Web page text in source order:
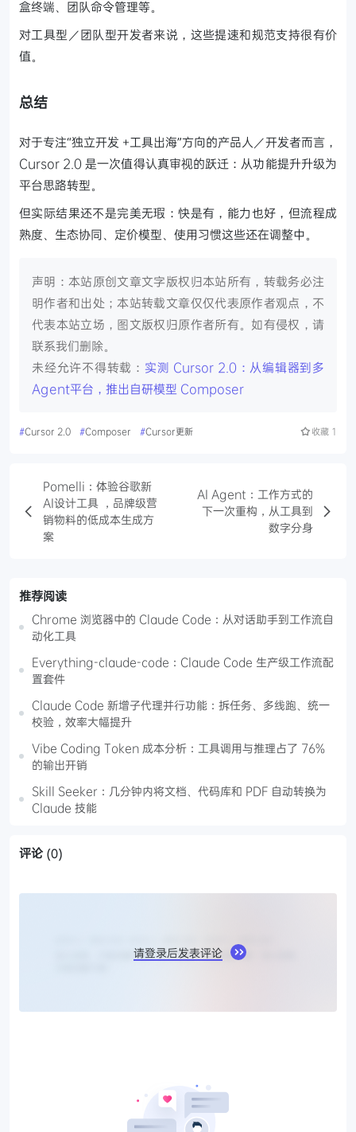
盒终端、团队命令管理等。
对工具型／团队型开发者来说，这些提速和规范支持很有价
值。
总结
对于专注“独立开发 +工具出海”方向的产品人／开发者而言，
Cursor 2.0 是一次值得认真审视的跃迁：从功能提升升级为
平台思路转型。
但实际结果还不是完美无瑕：快是有，能力也好，但流程成
熟度、生态协同、定价模型、使用习惯这些还在调整中。
声明：本站原创文章文字版权归本站所有，转载务必注
明作者和出处；本站转载文章仅仅代表原作者观点，不
代表本站立场，图文版权归原作者所有。如有侵权，请
联系我们删除。
未经允许不得转载： 实测 Cursor 2.0：从编辑器到多
Agent平台，推出自研模型 Composer
#Cursor 2.0 #Composer #Cursor更新 收藏 1
Pomelli：体验谷歌新
AI设计工具 ，品牌级营
销物料的低成本生成方
案
AI Agent：工作方式的
下一次重构，从工具到
数字分身
推荐阅读
Chrome 浏览器中的 Claude Code：从对话助手到工作流自
动化工具
Everything-claude-code：Claude Code 生产级工作流配
置套件
Claude Code 新增子代理并行功能：拆任务、多线跑、统一
校验，效率大幅提升
Vibe Coding Token 成本分析：工具调用与推理占了 76%
的输出开销
Skill Seeker：几分钟内将文档、代码库和 PDF 自动转换为
Claude 技能
评论 (0)
请登录后发表评论